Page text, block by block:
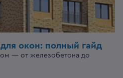
окон: полный гайд
— от железобетона до